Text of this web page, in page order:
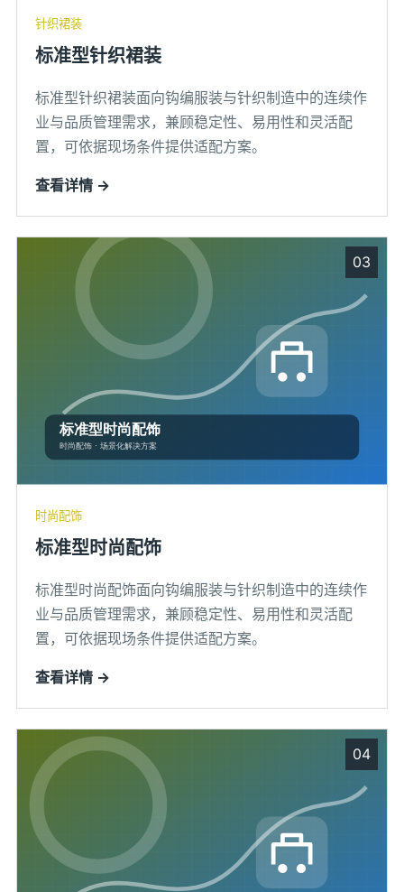
针织裙装
标准型针织裙装
标准型针织裙装面向钩编服装与针织制造中的连续作
业与品质管理需求，兼顾稳定性、易用性和灵活配
置，可依据现场条件提供适配方案。
查看详情 →
03
时尚配饰
标准型时尚配饰
标准型时尚配饰面向钩编服装与针织制造中的连续作
业与品质管理需求，兼顾稳定性、易用性和灵活配
置，可依据现场条件提供适配方案。
查看详情 →
04